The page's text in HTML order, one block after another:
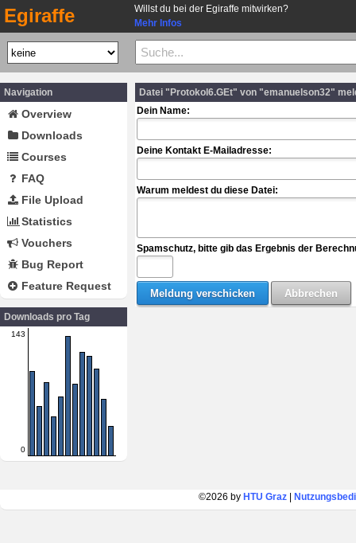
Egiraffe
Willst du bei der Egiraffe mitwirken?
Mehr Infos
Navigation
Overview
Downloads
Courses
FAQ
File Upload
Statistics
Vouchers
Bug Report
Feature Request
Downloads pro Tag
143
0
Datei "Protokol6.GEt" von "emanuelson32"
Dein Name:
Deine Kontakt E-Mailadresse:
Warum meldest du diese Datei:
Spamschutz, bitte gib das Ergebnis der
©2026 by HTU Graz|